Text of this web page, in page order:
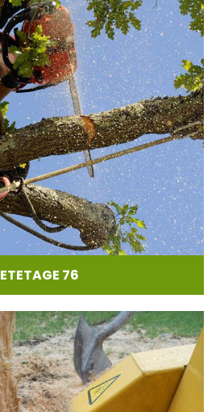
ETETAGE 76